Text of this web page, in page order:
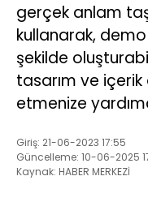
gerçek anlam
kullanarak,
şekilde
tasarım ve
etmenize
Giriş: 21-06-2023 17:55
Güncelleme: 10-06-2025
Kaynak: HABER MERKEZİ